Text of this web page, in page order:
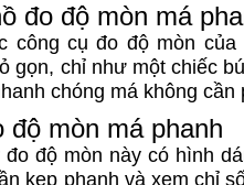
đo độ mòn má
công cụ đo độ mòn
gọn, chỉ như một chiếc
chóng má không
độ mòn má phanh
đo độ mòn này có hình
kẹp phanh và xem chỉ